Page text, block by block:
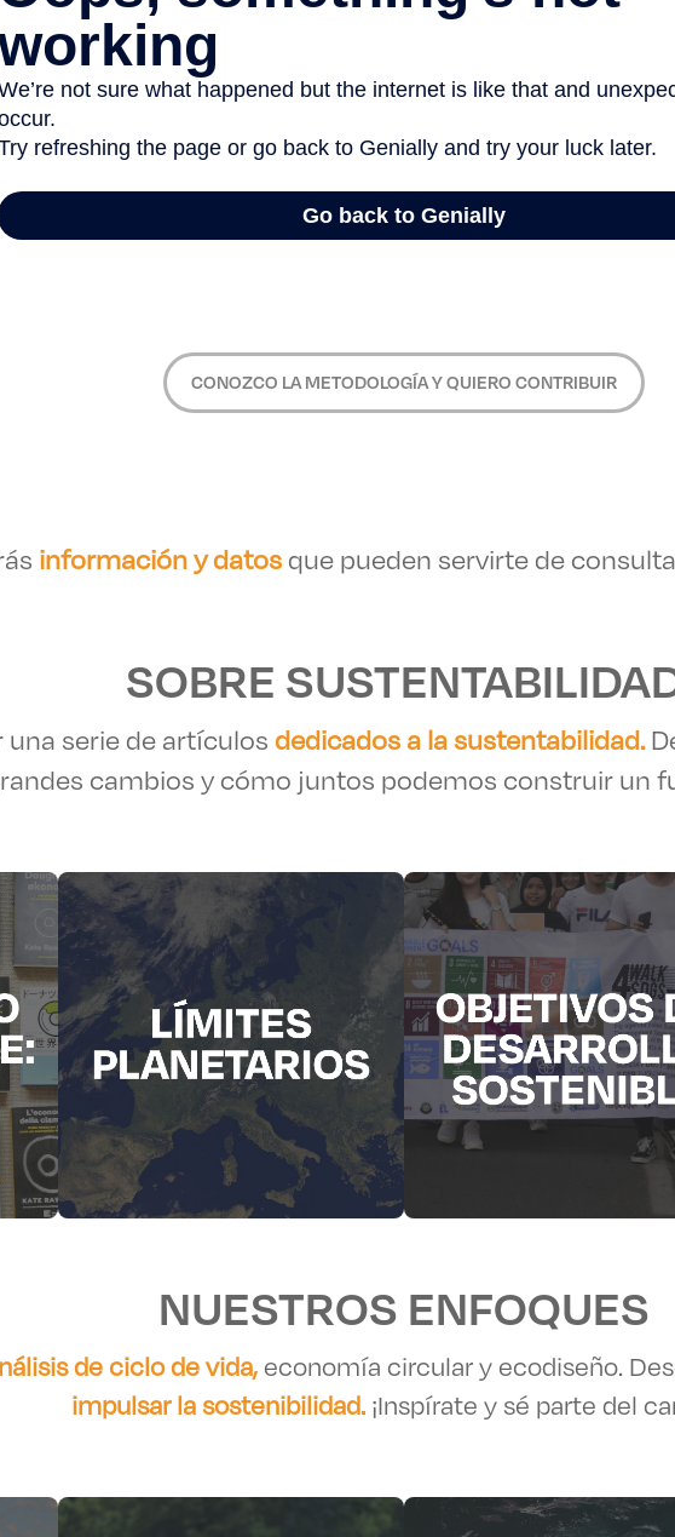
CONOZCO LA METODOLOGÍA Y QUIERO CONTRIBUIR
información y datosque pueden servirte de
SOBRE
serie de artículosdedicados a la sustentabilidad.
cambios y cómo juntos podemos construir un
NUESTROS ENFOQUES
de ciclo de vida,economía circular y ecodiseño.
impulsar la sostenibilidad.¡Inspírate y sé parte del